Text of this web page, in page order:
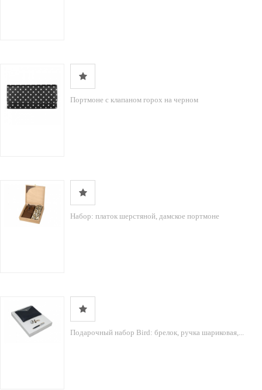
Портмоне с клапаном горох на черном
Набор: платок шерстяной, дамское портмоне
Подарочный набор Bird: брелок, ручка шариковая,...